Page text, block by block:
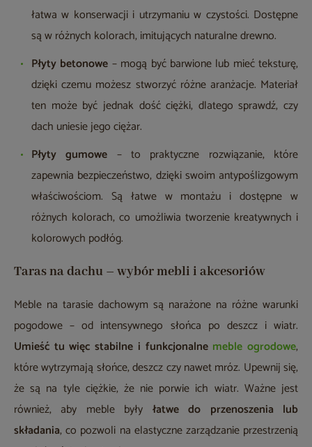
łatwa w konserwacji i utrzymaniu w czystości. Dostępne
są w różnych kolorach, imitujących naturalne drewno.
Płyty betonowe – mogą być barwione lub mieć teksturę,
dzięki czemu możesz stworzyć różne aranżacje. Materiał
ten może być jednak dość ciężki, dlatego sprawdź, czy
dach uniesie jego ciężar.
Płyty gumowe – to praktyczne rozwiązanie, które
zapewnia bezpieczeństwo, dzięki swoim antypoślizgowym
właściwościom. Są łatwe w montażu i dostępne w
różnych kolorach, co umożliwia tworzenie kreatywnych i
kolorowych podłóg.
Taras na dachu – wybór mebli i akcesoriów
Meble na tarasie dachowym są narażone na różne warunki
pogodowe – od intensywnego słońca po deszcz i wiatr.
Umieść tu więc stabilne i funkcjonalne meble ogrodowe,
które wytrzymają słońce, deszcz czy nawet mróz. Upewnij się,
że są na tyle ciężkie, że nie porwie ich wiatr. Ważne jest
również, aby meble były łatwe do przenoszenia lub
składania, co pozwoli na elastyczne zarządzanie przestrzenią